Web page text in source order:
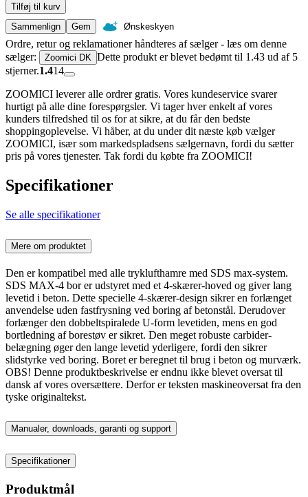
Tilføj til kurv
Sammenlign
Gem Ønskeskyen
Ordre, retur og reklamationer håndteres af sælger - læs om denne
sælger:
Zoomici DK Dette produkt er blevet bedømt til 1.43 ud af 5
stjerner.1.414
ZOOMICI leverer alle ordrer gratis. Vores kundeservice svarer
hurtigt på alle dine forespørgsler. Vi tager hver enkelt af vores
kunders tilfredshed til os for at sikre, at du får den bedste
shoppingoplevelse. Vi håber, at du under dit næste køb vælger
ZOOMICI, især som markedspladsens sælgernavn, fordi du sætter
pris på vores tjenester. Tak fordi du købte fra ZOOMICI!
Specifikationer
Se alle specifikationer
Mere om produktet
Den er kompatibel med alle tryklufthamre med SDS max-system.
SDS MAX-4 bor er udstyret med et 4-skærer-hoved og giver lang
levetid i beton. Dette specielle 4-skærer-design sikrer en forlænget
anvendelse uden fastfrysning ved boring af betonstål. Derudover
forlænger den dobbeltspiralede U-form levetiden, mens en god
bortledning af borestøv er sikret. Den meget robuste carbider-
belægning øger den lange levetid yderligere, fordi den sikrer
slidstyrke ved boring. Boret er beregnet til brug i beton og murværk.
OBS! Denne produktbeskrivelse er endnu ikke blevet oversat til
dansk af vores oversættere. Derfor er teksten maskineoversat fra den
tyske originaltekst.
Manualer, downloads, garanti og support
Specifikationer
Produktmål